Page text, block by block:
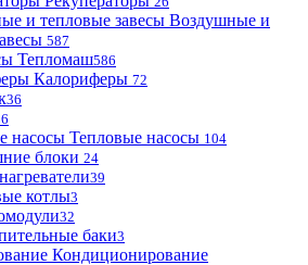
Воздушные и
587
Тепломаш586
Калориферы 72
36
Тепловые насосы 104
блоки 24
39
котлы3
32
баки3
Кондиционирование